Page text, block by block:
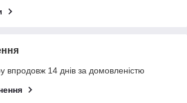
впродовж 14 днів за домовленістю